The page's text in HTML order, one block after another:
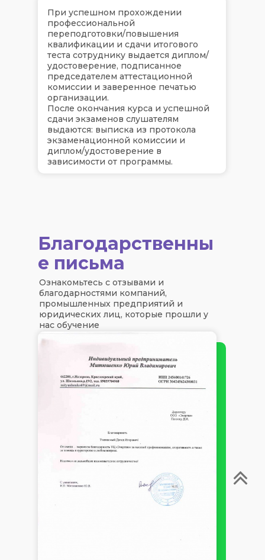
При успешном прохождении
профессиональной
переподготовки/повышения
квалификации и сдачи итогового
теста сотруднику выдается диплом/
удостоверение, подписанное
председателем аттестационной
комиссии и заверенное печатью
организации.
После окончания курса и успешной
сдачи экзаменов слушателям
выдаются: выписка из протокола
экзаменационной комиссии и
диплом/удостоверение в
зависимости от программы.
Благодарственны
е письма
Ознакомьтесь с отзывами и
благодарностями компаний,
промышленных предприятий и
юридических лиц, которые прошли у
нас обучение